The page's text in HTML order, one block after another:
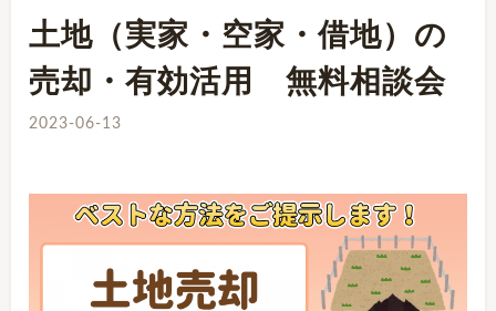
土地（実家・空家・借地）の
売却・有効活用 無料相談会
2023-06-13